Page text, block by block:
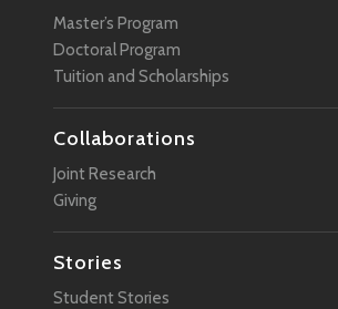
Master’s Program
Doctoral Program
Tuition and Scholarships
Collaborations
Joint Research
Giving
Stories
Student Stories